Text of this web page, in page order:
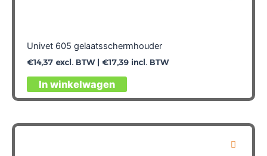
Univet 605 gelaatsschermhouder
€14,37excl. BTW | €17,39incl. BTW
In winkelwagen